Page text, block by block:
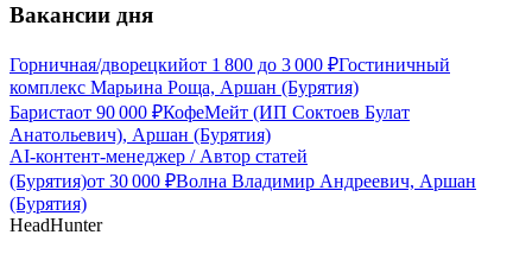
Вакансии дня
Горничная/дворецкийот 1 800 до 3 000 ₽Гостиничный
комплекс Марьина Роща, Аршан (Бурятия)
Баристаот 90 000 ₽КофеМейт (ИП Соктоев Булат
Анатольевич), Аршан (Бурятия)
AI-контент-менеджер / Автор статей
(Бурятия)от 30 000 ₽Волна Владимир Андреевич, Аршан
(Бурятия)
HeadHunter